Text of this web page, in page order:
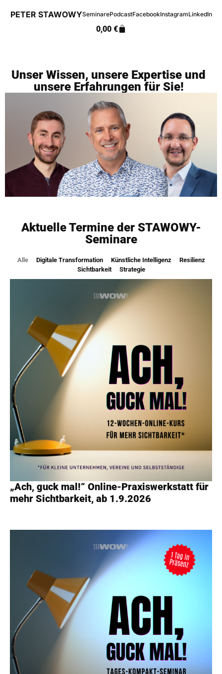
PETER STAWOWYSeminarePodcastFacebookInstagramLinkedIn
0,00 €
Unser Wissen, unsere Expertise und
unsere Erfahrungen für Sie!
Aktuelle Termine der STAWOWY-
Seminare
Digitale Transformation Künstliche Intelligenz
Resilienz
Sichtbarkeit
Strategie
Alle
„Ach, guck mal!“ Online-Praxiswerkstatt für
mehr Sichtbarkeit, ab 1.9.2026